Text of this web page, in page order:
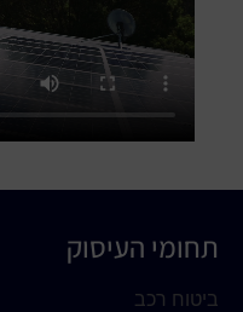
תחומי העיסוק
ביטוח רכב